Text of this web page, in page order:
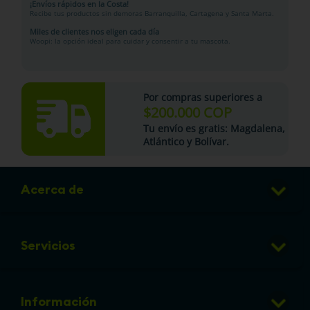
¡Envíos rápidos en la Costa!
Recibe tus productos sin demoras Barranquilla, Cartagena y Santa Marta.
Miles de clientes nos eligen cada día
Woopi: la opción ideal para cuidar y consentir a tu mascota.
Por compras superiores a
$200.000 COP
Tu envío es gratis: Magdalena,
Atlántico y Bolívar.
Acerca de
Club de Puntos
Preguntas frecuentes
Servicios
Veterinaria
Información